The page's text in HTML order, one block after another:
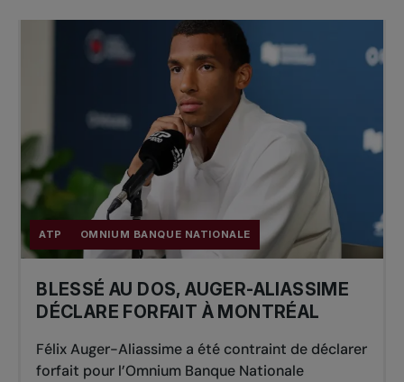
ATP OMNIUM BANQUE NATIONALE
BLESSÉ AU DOS, AUGER-ALIASSIME
DÉCLARE FORFAIT À MONTRÉAL
Félix Auger-Aliassime a été contraint de déclarer
forfait pour l’Omnium Banque Nationale